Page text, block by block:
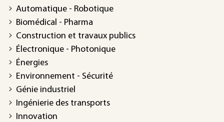
Automatique - Robotique
Biomédical - Pharma
Construction et travaux publics
Électronique - Photonique
Énergies
Environnement - Sécurité
Génie industriel
Ingénierie des transports
Innovation